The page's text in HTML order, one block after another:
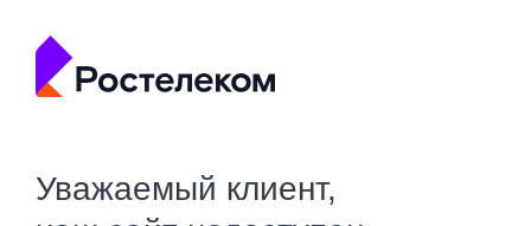
Уважаемый клиент,